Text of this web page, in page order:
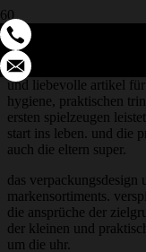
großer auftritt
die qualitätsmarke
und liebevolle artikel
hygiene, praktischen
ersten spielzeugen
start ins leben. und die
auch die eltern super.
das verpackungsdesign
markensortiments.
die ansprüche der
der kleinen und
um die uhr.